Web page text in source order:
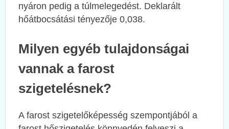
nyáron pedig a túlmelegedést. Deklarált
hőátbocsátási tényezője 0,038.
Milyen egyéb tulajdonságai
vannak a farost
szigetelésnek?
A farost szigetelőképesség szempontjából a